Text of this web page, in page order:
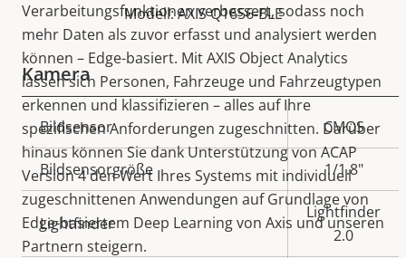
Verarbeitungsfunktionen verbessert, sodass noch
mehr Daten als zuvor erfasst und analysiert werden
können – Edge-basiert. Mit AXIS Object Analytics
lassen sich Personen, Fahrzeuge und Fahrzeugtypen
erkennen und klassifizieren – alles auf Ihre
spezifischen Anforderungen zugeschnitten. Darüber
hinaus können Sie dank Unterstützung von ACAP
Version 4 den Wert Ihres Systems mit individuell
zugeschnittenen Anwendungen auf Grundlage von
Edge-basiertem Deep Learning von Axis und unseren
Partnern steigern.
Modell: AXIS Q1656-BLE
Kamera
Eigentumsbeschreibung Eigentumswert
Bildsensor CMOS
Bildsensorgröße 1/1.8"
Lightfinder
Lightfinder
2.0